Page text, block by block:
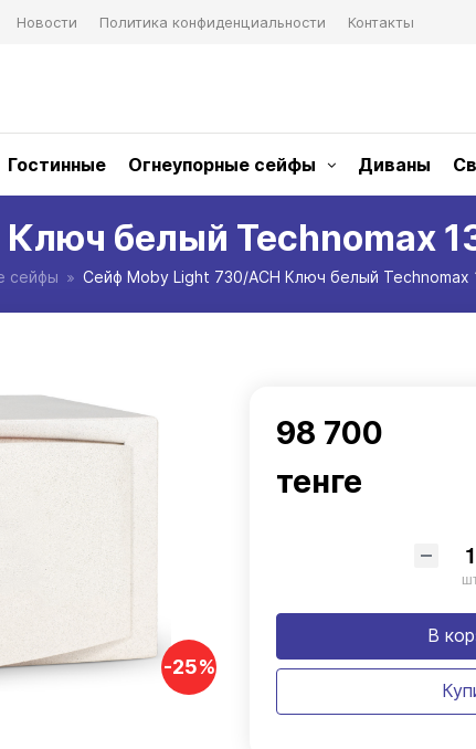
Новости Политика конфиденциальности Контакты
Гостинные Огнеупорные сейфы Диваны
белый Technomax
сейфы Сейф Moby Light 730/ACH Ключ белый Technomax
-25%
98 700
тенге
В